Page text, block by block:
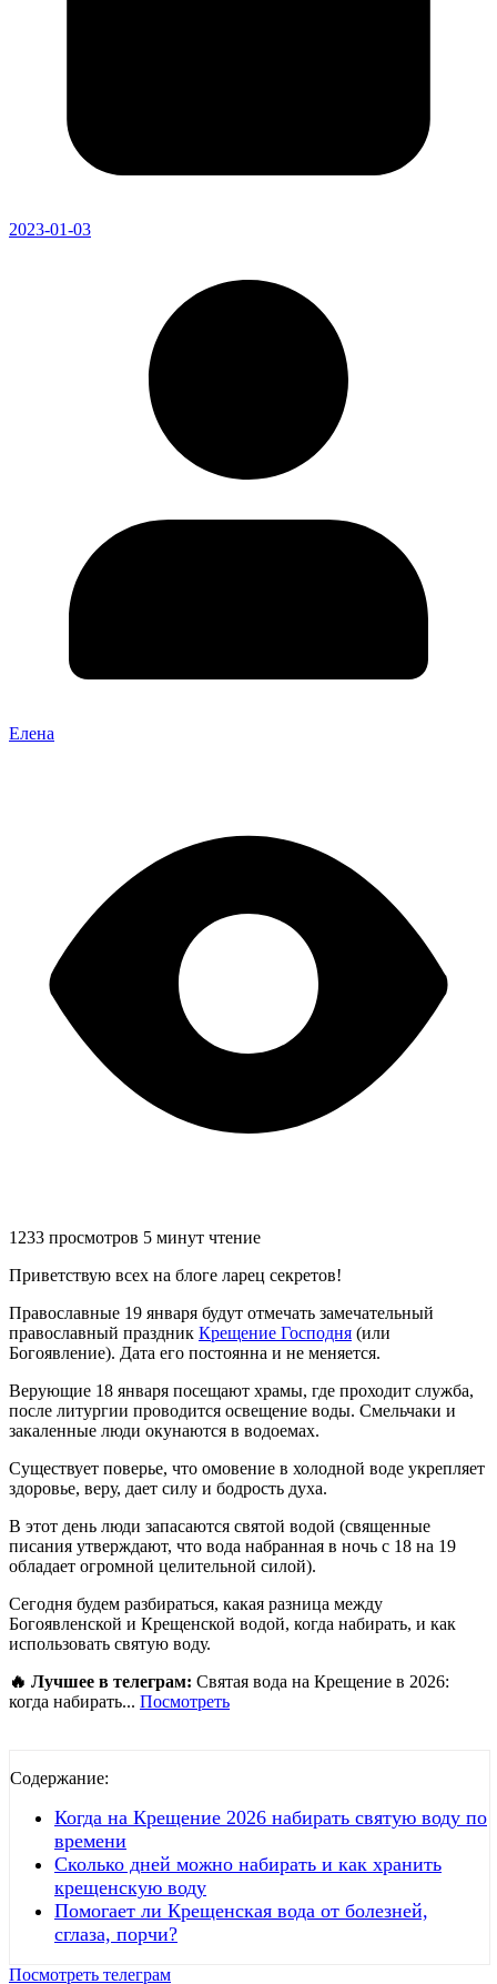
2023-01-03
Елена
1233 просмотров 5 минут чтение
Приветствую всех на блоге ларец секретов!
Православные 19 января будут отмечать замечательный
православный праздник Крещение Господня (или
Богоявление). Дата его постоянна и не меняется.
Верующие 18 января посещают храмы, где проходит служба,
после литургии проводится освещение воды. Смельчаки и
закаленные люди окунаются в водоемах.
Существует поверье, что омовение в холодной воде укрепляет
здоровье, веру, дает силу и бодрость духа.
В этот день люди запасаются святой водой (священные
писания утверждают, что вода набранная в ночь с 18 на 19
обладает огромной целительной силой).
Сегодня будем разбираться, какая разница между
Богоявленской и Крещенской водой, когда набирать, и как
использовать святую воду.
🔥 Лучшее в телеграм: Святая вода на Крещение в 2026:
когда набирать... Посмотреть
Содержание:
Когда на Крещение 2026 набирать святую воду по
времени
Сколько дней можно набирать и как хранить
крещенскую воду
Помогает ли Крещенская вода от болезней,
сглаза, порчи?
Посмотреть телеграм